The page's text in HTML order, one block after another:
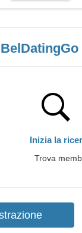
Inizia la
Trova